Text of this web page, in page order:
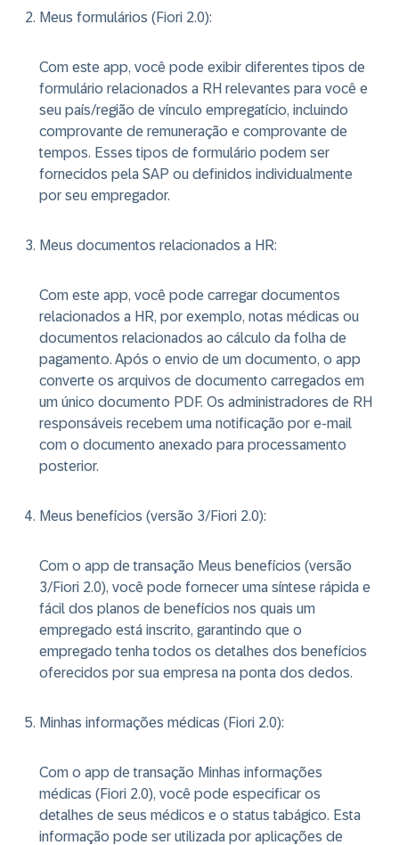
Meus formulários (Fiori 2.0):
Com este app, você pode exibir diferentes tipos de
formulário relacionados a RH relevantes para você e
seu país/região de vínculo empregatício, incluindo
comprovante de remuneração e comprovante de
tempos. Esses tipos de formulário podem ser
fornecidos pela SAP ou definidos individualmente
por seu empregador.
Meus documentos relacionados a HR:
Com este app, você pode carregar documentos
relacionados a HR, por exemplo, notas médicas ou
documentos relacionados ao cálculo da folha de
pagamento. Após o envio de um documento, o app
converte os arquivos de documento carregados em
um único documento PDF. Os administradores de RH
responsáveis recebem uma notificação por e-mail
com o documento anexado para processamento
posterior.
Meus benefícios (versão 3/Fiori 2.0):
Com o app de transação Meus benefícios (versão
3/Fiori 2.0), você pode fornecer uma síntese rápida e
fácil dos planos de benefícios nos quais um
empregado está inscrito, garantindo que o
empregado tenha todos os detalhes dos benefícios
oferecidos por sua empresa na ponta dos dedos.
Minhas informações médicas (Fiori 2.0):
Com o app de transação Minhas informações
médicas (Fiori 2.0), você pode especificar os
detalhes de seus médicos e o status tabágico. Esta
informação pode ser utilizada por aplicações de